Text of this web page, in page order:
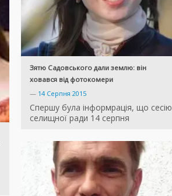
Зятю Садовського дали землю: він
ховався від фотокомери
— 14 Серпня 2015
Спершу була інформрація, що сесію
селищної ради 14 серпня